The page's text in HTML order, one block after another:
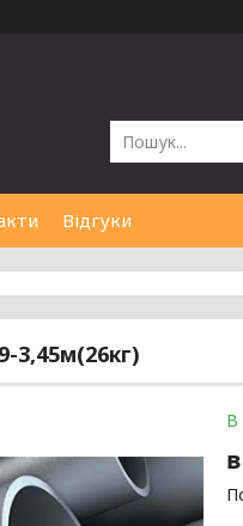
Відгуки
3,45м(26кг)
В